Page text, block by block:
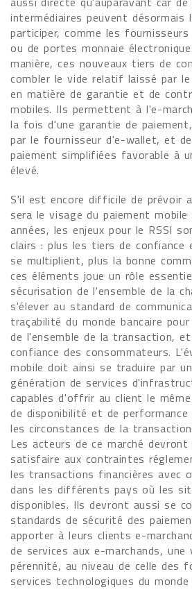
intermédiaires peuvent
participer, comme les
ou de portes monnaie
manière, ces nouveaux tiers de
combler le vide relatif laissé par
en matière de garantie et de
mobiles. Ils permettent à l'e-
la fois d'une garantie de
par le fournisseur d'e-wallet, et
paiement simplifiées favorable à
élevé.
S'il est encore difficile de prévoir
sera le visage du paiement mobile
années, les enjeux pour le RSSI
clairs : plus les tiers de confiance
se multiplient, plus la bonne
ces éléments joue un rôle
sécurisation de l'ensemble de la
s'élever au standard de
traçabilité du monde bancaire
de l'ensemble de la transaction,
confiance des consommateurs.
mobile doit ainsi se traduire par
génération de services
capables d'offrir au client le
de disponibilité et de performance
les circonstances de la
Les acteurs de ce marché
satisfaire aux contraintes
les transactions financières avec
dans les différents pays où les
disponibles. Ils devront aussi se
standards de sécurité des
apporter à leurs clients e-
de services aux e-marchands,
pérennité, au niveau de celle des
services technologiques du monde